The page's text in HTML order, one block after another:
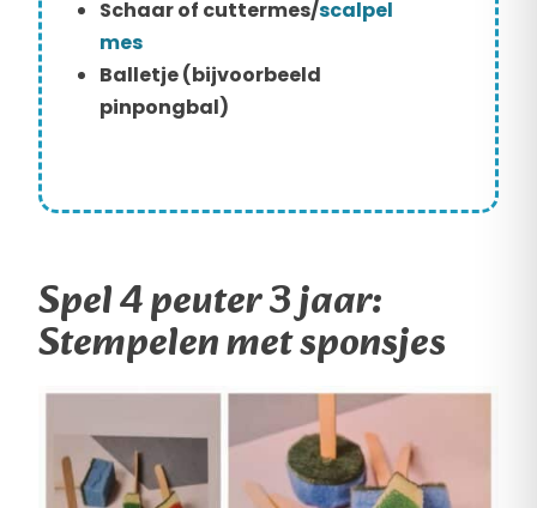
Schaar of cuttermes/scalpel
mes
Balletje (bijvoorbeeld
pinpongbal)
Spel 4 peuter 3 jaar:
Stempelen met sponsjes